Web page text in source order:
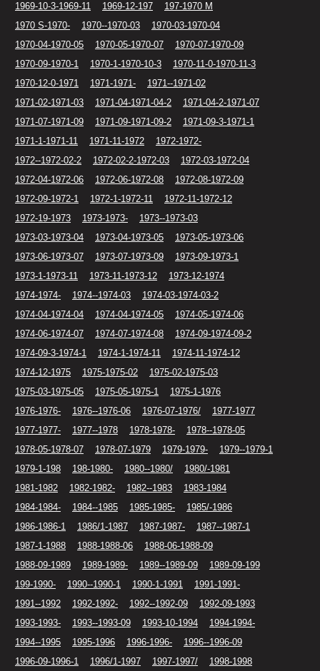
1969-10-3-1969-11
1969-12-197
197-1970 M
1970 S-1970-
1970--1970-03
1970-03-1970-04
1970-04-1970-05
1970-05-1970-07
1970-07-1970-09
1970-09-1970-1
1970-1-1970-10-3
1970-11-0-1970-11-3
1970-12-0-1971
1971-1971-
1971--1971-02
1971-02-1971-03
1971-04-1971-04-2
1971-04-2-1971-07
1971-07-1971-09
1971-09-1971-09-2
1971-09-3-1971-1
1971-1-1971-11
1971-11-1972
1972-1972-
1972--1972-02-2
1972-02-2-1972-03
1972-03-1972-04
1972-04-1972-06
1972-06-1972-08
1972-08-1972-09
1972-09-1972-1
1972-1-1972-11
1972-11-1972-12
1972-19-1973
1973-1973-
1973--1973-03
1973-03-1973-04
1973-04-1973-05
1973-05-1973-06
1973-06-1973-07
1973-07-1973-09
1973-09-1973-1
1973-1-1973-11
1973-11-1973-12
1973-12-1974
1974-1974-
1974--1974-03
1974-03-1974-03-2
1974-04-1974-04
1974-04-1974-05
1974-05-1974-06
1974-06-1974-07
1974-07-1974-08
1974-09-1974-09-2
1974-09-3-1974-1
1974-1-1974-11
1974-11-1974-12
1974-12-1975
1975-1975-02
1975-02-1975-03
1975-03-1975-05
1975-05-1975-1
1975-1-1976
1976-1976-
1976--1976-06 1976-07-1976/
1977-1977
1977-1977-
1977--1978 1978-1978-
1978--1978-05
1978-05-1978-07
1978-07-1979 1979-1979-
1979--1979-1
1979-1-198
198-1980- 1980--1980/
1980/-1981
1981-1982
1982-1982- 1982--1983
1983-1984
1984-1984-
1984--1985 1985-1985-
1985/-1986
1986-1986-1
1986/1-1987 1987-1987-
1987--1987-1
1987-1-1988
1988-1988-06
1988-06-1988-09
1988-09-1989
1989-1989- 1989--1989-09
1989-09-199
199-1990-
1990--1990-1 1990-1-1991
1991-1991-
1991--1992
1992-1992- 1992--1992-09
1992-09-1993
1993-1993-
1993--1993-09 1993-10-1994
1994-1994-
1994--1995
1995-1996 1996-1996-
1996--1996-09
1996-09-1996-1
1996/1-1997 1997-1997/
1998-1998